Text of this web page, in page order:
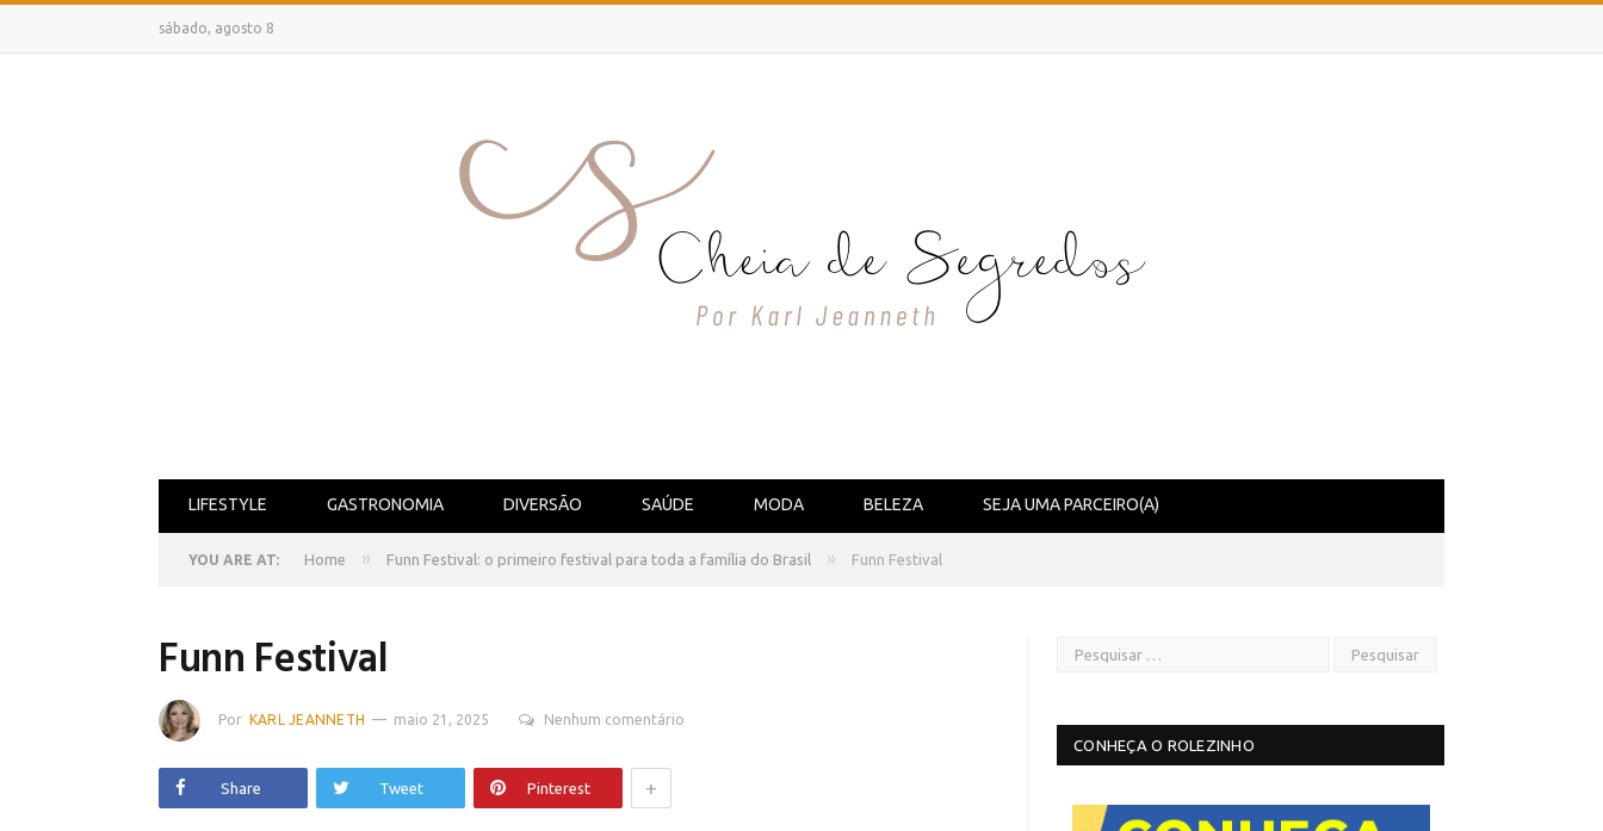
sábado, agosto 8
LIFESTYLE GASTRONOMIA DIVERSÃO SAÚDE MODA BELEZA SEJA UMA PARCEIRO(A)
YOU ARE AT: Home » Funn Festival: o primeiro festival para toda a família do Brasil » Funn Festival
Funn Festival
Por KARL JEANNETH maio 21, 2025 Nenhum comentário
Share Tweet Pinterest +
CONHEÇA O ROLEZINHO